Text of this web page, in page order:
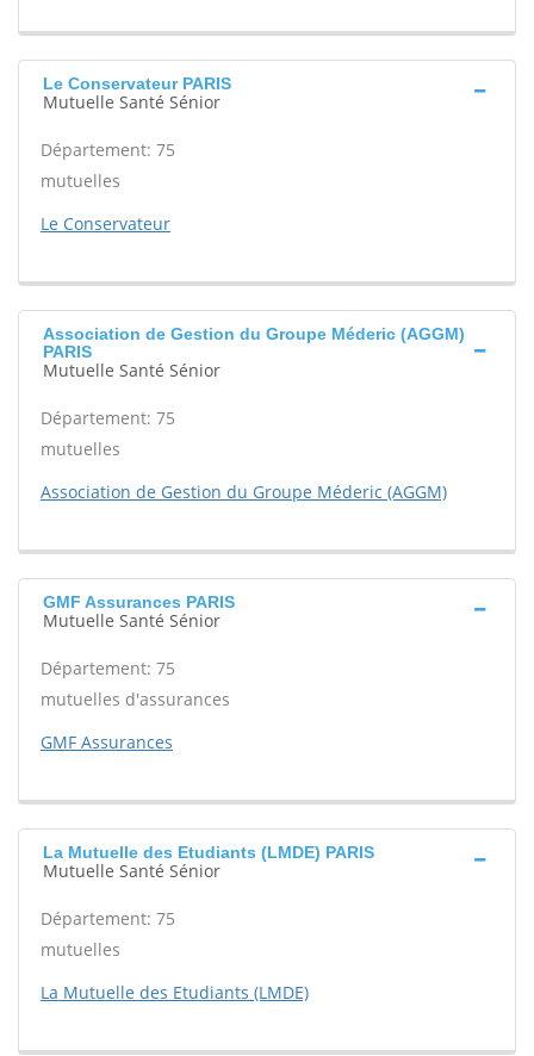
Le Conservateur PARIS
Mutuelle Santé Sénior
Département: 75
mutuelles
Le Conservateur
Association de Gestion du Groupe Méderic (AGGM)
PARIS
Mutuelle Santé Sénior
Département: 75
mutuelles
Association de Gestion du Groupe Méderic (AGGM)
GMF Assurances PARIS
Mutuelle Santé Sénior
Département: 75
mutuelles d'assurances
GMF Assurances
La Mutuelle des Etudiants (LMDE) PARIS
Mutuelle Santé Sénior
Département: 75
mutuelles
La Mutuelle des Etudiants (LMDE)